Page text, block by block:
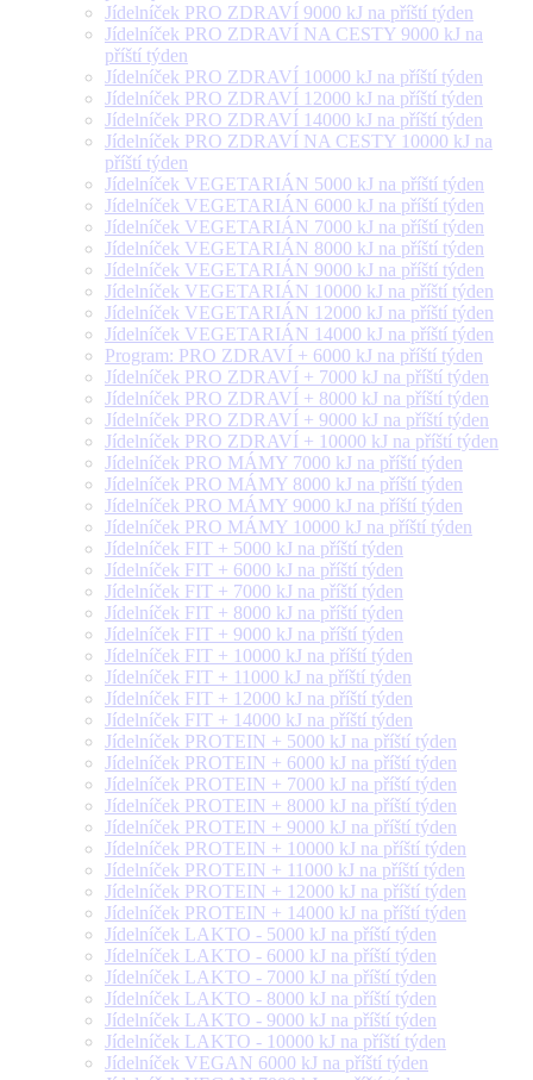
Jídelníček PRO ZDRAVÍ 9000 kJ na příští týden
Jídelníček PRO ZDRAVÍ NA CESTY 9000 kJ na
příští týden
Jídelníček PRO ZDRAVÍ 10000 kJ na příští týden
Jídelníček PRO ZDRAVÍ 12000 kJ na příští týden
Jídelníček PRO ZDRAVÍ 14000 kJ na příští týden
Jídelníček PRO ZDRAVÍ NA CESTY 10000 kJ na
příští týden
Jídelníček VEGETARIÁN 5000 kJ na příští týden
Jídelníček VEGETARIÁN 6000 kJ na příští týden
Jídelníček VEGETARIÁN 7000 kJ na příští týden
Jídelníček VEGETARIÁN 8000 kJ na příští týden
Jídelníček VEGETARIÁN 9000 kJ na příští týden
Jídelníček VEGETARIÁN 10000 kJ na příští týden
Jídelníček VEGETARIÁN 12000 kJ na příští týden
Jídelníček VEGETARIÁN 14000 kJ na příští týden
Program: PRO ZDRAVÍ + 6000 kJ na příští týden
Jídelníček PRO ZDRAVÍ + 7000 kJ na příští týden
Jídelníček PRO ZDRAVÍ + 8000 kJ na příští týden
Jídelníček PRO ZDRAVÍ + 9000 kJ na příští týden
Jídelníček PRO ZDRAVÍ + 10000 kJ na příští týden
Jídelníček PRO MÁMY 7000 kJ na příští týden
Jídelníček PRO MÁMY 8000 kJ na příští týden
Jídelníček PRO MÁMY 9000 kJ na příští týden
Jídelníček PRO MÁMY 10000 kJ na příští týden
Jídelníček FIT + 5000 kJ na příští týden
Jídelníček FIT + 6000 kJ na příští týden
Jídelníček FIT + 7000 kJ na příští týden
Jídelníček FIT + 8000 kJ na příští týden
Jídelníček FIT + 9000 kJ na příští týden
Jídelníček FIT + 10000 kJ na příští týden
Jídelníček FIT + 11000 kJ na příští týden
Jídelníček FIT + 12000 kJ na příští týden
Jídelníček FIT + 14000 kJ na příští týden
Jídelníček PROTEIN + 5000 kJ na příští týden
Jídelníček PROTEIN + 6000 kJ na příští týden
Jídelníček PROTEIN + 7000 kJ na příští týden
Jídelníček PROTEIN + 8000 kJ na příští týden
Jídelníček PROTEIN + 9000 kJ na příští týden
Jídelníček PROTEIN + 10000 kJ na příští týden
Jídelníček PROTEIN + 11000 kJ na příští týden
Jídelníček PROTEIN + 12000 kJ na příští týden
Jídelníček PROTEIN + 14000 kJ na příští týden
Jídelníček LAKTO - 5000 kJ na příští týden
Jídelníček LAKTO - 6000 kJ na příští týden
Jídelníček LAKTO - 7000 kJ na příští týden
Jídelníček LAKTO - 8000 kJ na příští týden
Jídelníček LAKTO - 9000 kJ na příští týden
Jídelníček LAKTO - 10000 kJ na příští týden
Jídelníček VEGAN 6000 kJ na příští týden